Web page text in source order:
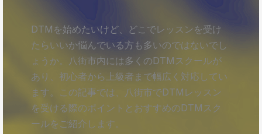
DTMを始めたいけど、どこでレッスンを受け
たらいいか悩んでいる方も多いのではないでし
ょうか。八街市内には多くのDTMスクールが
あり、初心者から上級者まで幅広く対応してい
ます。この記事では、八街市でDTMレッスン
を受ける際のポイントとおすすめのDTMスク
ールをご紹介します。